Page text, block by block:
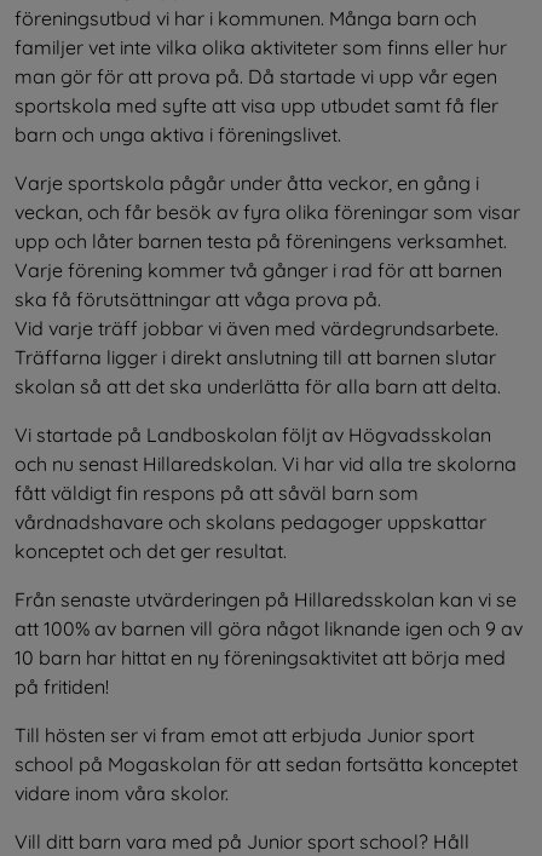
föreningsutbud vi har i kommunen. Många barn och
familjer vet inte vilka olika aktiviteter som finns eller hur
man gör för att prova på. Då startade vi upp vår egen
sportskola med syfte att visa upp utbudet samt få fler
barn och unga aktiva i föreningslivet.
Varje sportskola pågår under åtta veckor, en gång i
veckan, och får besök av fyra olika föreningar som visar
upp och låter barnen testa på föreningens verksamhet.
Varje förening kommer två gånger i rad för att barnen
ska få förutsättningar att våga prova på.
Vid varje träff jobbar vi även med värdegrundsarbete.
Träffarna ligger i direkt anslutning till att barnen slutar
skolan så att det ska underlätta för alla barn att delta.
Vi startade på Landboskolan följt av Högvadsskolan
och nu senast Hillaredskolan. Vi har vid alla tre skolorna
fått väldigt fin respons på att såväl barn som
vårdnadshavare och skolans pedagoger uppskattar
konceptet och det ger resultat.
Från senaste utvärderingen på Hillaredsskolan kan vi se
att 100% av barnen vill göra något liknande igen och 9 av
10 barn har hittat en ny föreningsaktivitet att börja med
på fritiden!
Till hösten ser vi fram emot att erbjuda Junior sport
school på Mogaskolan för att sedan fortsätta konceptet
vidare inom våra skolor.
Vill ditt barn vara med på Junior sport school? Håll